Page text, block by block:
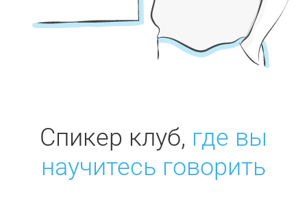
Спикер клуб, где вы
научитесь говорить